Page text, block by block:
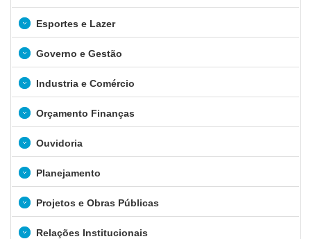
Esportes e Lazer
Governo e Gestão
Industria e Comércio
Orçamento Finanças
Ouvidoria
Planejamento
Projetos e Obras Públicas
Relações Institucionais